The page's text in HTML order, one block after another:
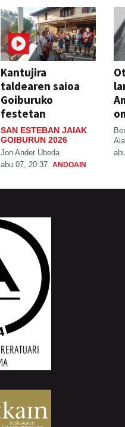
Kantujira
taldearen saioa
Goiburuko
festetan
SAN ESTEBAN JAIAK
GOIBURUN 2026
Jon Ander Ubeda
abu 07, 20:37 ANDOAIN